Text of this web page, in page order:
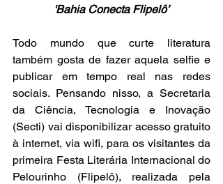
'Bahia Conecta Flipelô’
Todo mundo que curte literatura
também gosta de fazer aquela selfie e
publicar em tempo real nas redes
sociais. Pensando nisso, a Secretaria
da Ciência, Tecnologia e Inovação
(Secti) vai disponibilizar acesso gratuito
à internet, via wifi, para os visitantes da
primeira Festa Literária Internacional do
Pelourinho (Flipelô), realizada pela